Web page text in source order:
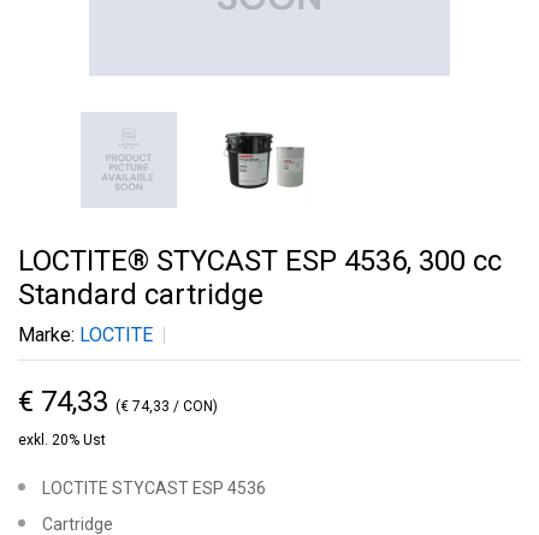
LOCTITE® STYCAST ESP 4536, 300 cc
Standard cartridge
Marke: LOCTITE
€ 74,33 (€ 74,33 / CON)
exkl. 20% Ust
LOCTITE STYCAST ESP 4536
Cartridge